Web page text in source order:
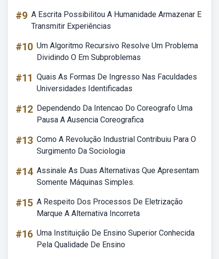
#9 A Escrita Possibilitou A Humanidade Armazenar E
Transmitir Experiências
#10 Um Algoritmo Recursivo Resolve Um Problema
Dividindo O Em Subproblemas
#11 Quais As Formas De Ingresso Nas Faculdades
Universidades Identificadas
#12 Dependendo Da Intencao Do Coreografo Uma
Pausa A Ausencia Coreografica
#13 Como A Revolução Industrial Contribuiu Para O
Surgimento Da Sociologia
#14 Assinale As Duas Alternativas Que Apresentam
Somente Máquinas Simples.
#15 A Respeito Dos Processos De Eletrização
Marque A Alternativa Incorreta
#16 Uma Instituição De Ensino Superior Conhecida
Pela Qualidade De Ensino